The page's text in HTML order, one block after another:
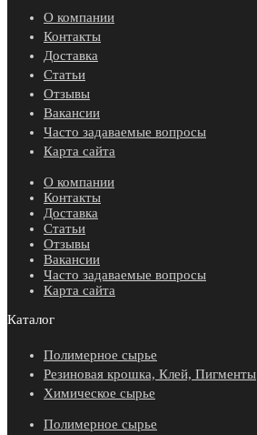
О компании
Контакты
Доставка
Статьи
Отзывы
Вакансии
Часто задаваемые вопросы
Карта сайта
О компании
Контакты
Доставка
Статьи
Отзывы
Вакансии
Часто задаваемые вопросы
Карта сайта
Каталог
Полимерное сырье
Резиновая крошка, Клей, Пигменты
Химическое сырье
Полимерное сырье